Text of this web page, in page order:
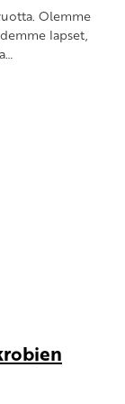
Olemme
lapset,